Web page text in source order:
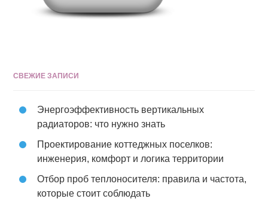
СВЕЖИЕ ЗАПИСИ
Энергоэффективность вертикальных
радиаторов: что нужно знать
Проектирование коттеджных поселков:
инженерия, комфорт и логика территории
Отбор проб теплоносителя: правила и частота,
которые стоит соблюдать